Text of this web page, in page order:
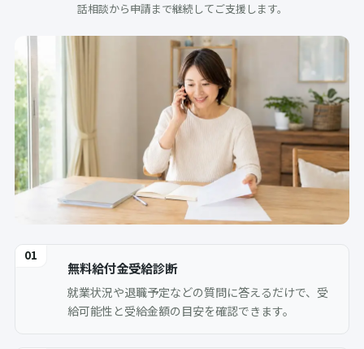
話相談から申請まで継続してご支援します。
01
無料給付金受給診断
就業状況や退職予定などの質問に答えるだけで、受
給可能性と受給金額の目安を確認できます。